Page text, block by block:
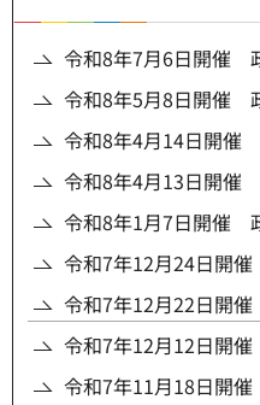
令和8年7月6日開催
令和8年5月8日開催
令和8年4月14日開催
令和8年4月13日開催
令和8年1月7日開催
令和7年12月24日開
令和7年12月22日開
令和7年12月12日開
令和7年11月18日開